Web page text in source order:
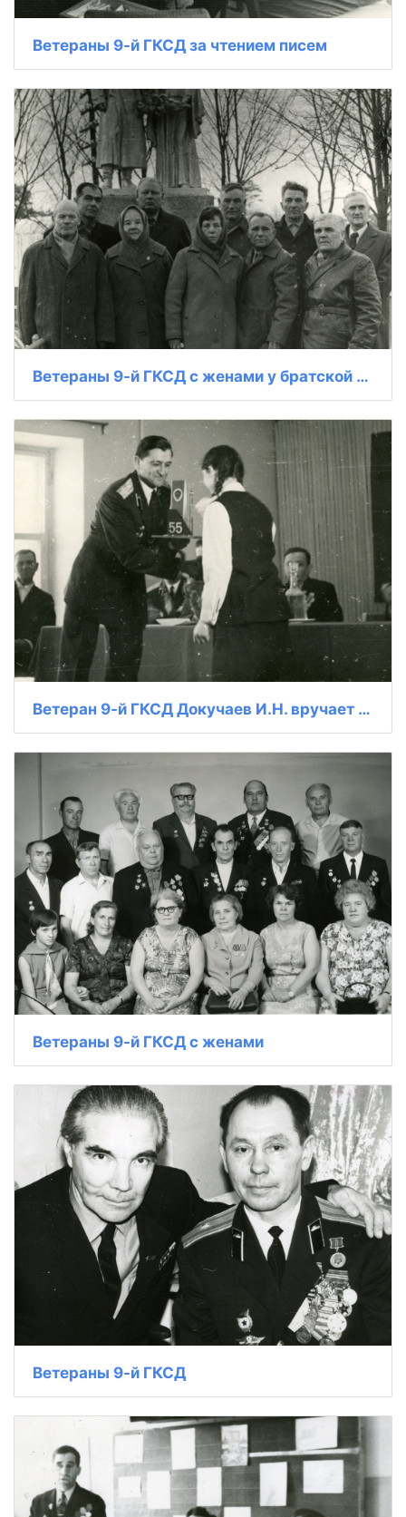
Ветераны 9-й ГКСД за чтением писем
Ветераны 9-й ГКСД с женами у братской могилы у Ленино-Снегиревского рубежа
Ветеран 9-й ГКСД Докучаев И.Н. вручает подарок
Ветераны 9-й ГКСД с женами
Ветераны 9-й ГКСД